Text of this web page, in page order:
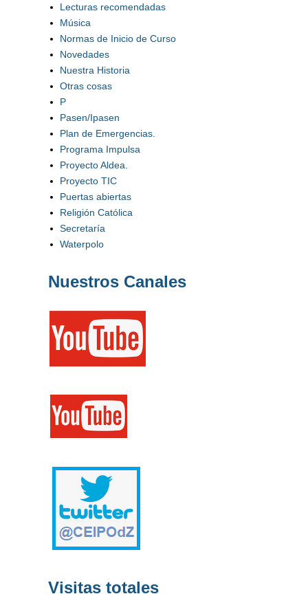
Lecturas recomendadas
Música
Normas de Inicio de Curso
Novedades
Nuestra Historia
Otras cosas
P
Pasen/Ipasen
Plan de Emergencias.
Programa Impulsa
Proyecto Aldea.
Proyecto TIC
Puertas abiertas
Religión Católica
Secretaría
Waterpolo
Nuestros Canales
Visitas totales